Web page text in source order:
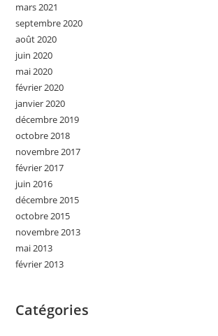
mars 2021
septembre 2020
août 2020
juin 2020
mai 2020
février 2020
janvier 2020
décembre 2019
octobre 2018
novembre 2017
février 2017
juin 2016
décembre 2015
octobre 2015
novembre 2013
mai 2013
février 2013
Catégories